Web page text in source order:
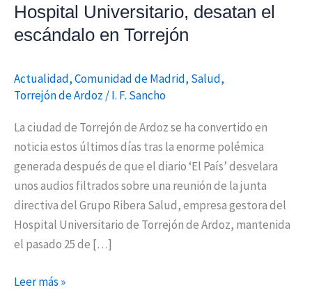
Hospital Universitario, desatan el
escándalo en Torrejón
Actualidad,Comunidad de Madrid, Salud,
Torrejón de Ardoz /I. F. Sancho
La ciudad de Torrejón de Ardoz se ha convertido en
noticia estos últimos días tras la enorme polémica
generada después de que el diario ‘El País’ desvelara
unos audios filtrados sobre una reunión de la junta
directiva del Grupo Ribera Salud, empresa gestora del
Hospital Universitario de Torrejón de Ardoz, mantenida
el pasado 25 de […]
empresa
gestora
Universitario,
el
escándalo
en
Torrejón
Leer más »